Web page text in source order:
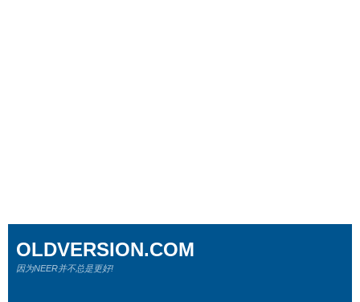
OLDVERSION.COM
因为NEER并不总是更好!